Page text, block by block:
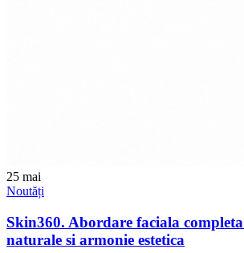
25 mai
Noutăți
Skin360. Abordare faciala
naturale si armonie estetica